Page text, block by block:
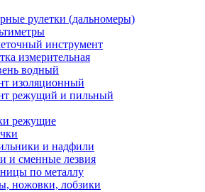
рулетки (дальномеры)
инструмент
измерительная
водный
изоляционный
режущий и пильный
режущие
и надфили
и сменные лезвия
по металлу
ножовки, лобзики